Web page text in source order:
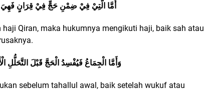
أَمَّا الَّتِيْ فِيْ ضِمْنِ حَجٍّ فِيْ قِرَانٍ فَهِيَ
Qiran, maka hukumnya mengikuti haji, baik sah atau
وَأَمَّا الْجِمَاعُ فَيُفْسِدُ الْحَجَّ قَبْلَ التَّحَلُّلِ
sebelum tahallul awal, baik setelah wukuf atau